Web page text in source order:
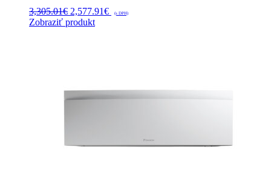
3,305.01€ Pôvodná
cena
2,577.91€Aktuálna
(s DPH)
Zobraziť produkt